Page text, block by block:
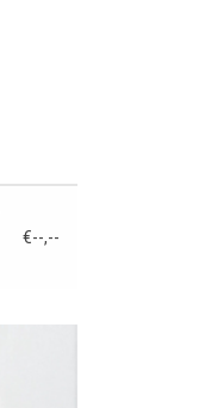
€--,--